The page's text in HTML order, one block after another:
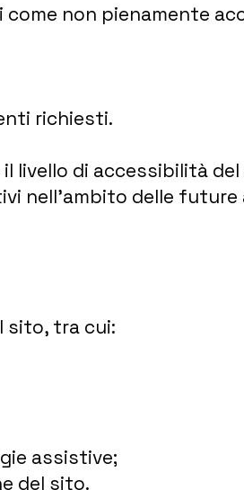
non pienamente
richiesti.
livello di accessibilità
nell’ambito delle
sito, tra cui:
assistive;
del sito.